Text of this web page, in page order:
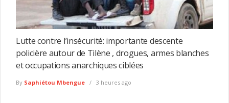
Lutte contre l’insécurité: importante descente
policière autour de Tilène , drogues, armes blanches
et occupations anarchiques ciblées
By Saphiétou Mbengue 3 heures ago